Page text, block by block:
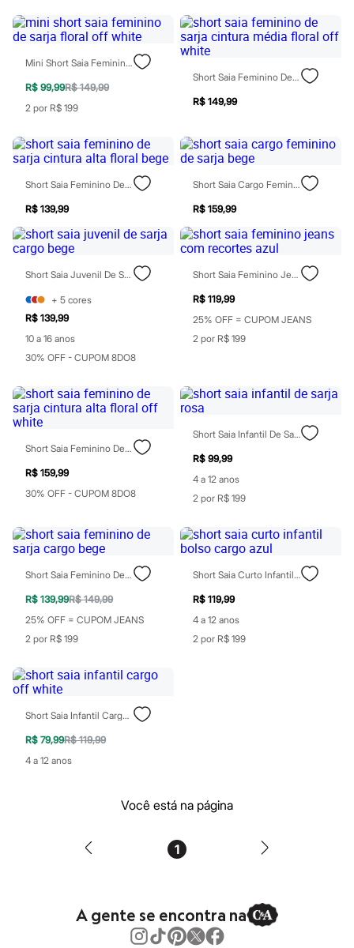
Moda íntima
Calcinhas
Cintas e Modeladores
Meias
Sutiãs e Tops
Moda praia
Biquínis
Maiôs
Saídas de praia
Personagens
Blusas e Camisetas
Calças
Casacos e Jaquetas
Jeans
Moda esportiva
Shorts e Saias
Vestidos
Em alta
Dia dos Pais
Inverno
Novidades
Roupas
Camisas
Calças
Camisetas e Regatas
Casacos e Jaquetas
Jeans
Acessórios
Bolsas e Mochilas
Chapéus e Bonés
Carteiras
Óculos
Relógios
Calçados
Chinelos
Sapatos
Sandálias e Papetes
Tênis
Acessórios
Bermudas
Calças
Regatas
Moda íntima
Blusas e Camisetas
Moda esportiva
Mini Short Saia Feminino De Sarja Floral Off White
R$ 99,99R$ 149,99
2 por R$ 199
Short Saia Feminino De Sarja Cintura Média Floral Off White
R$ 149,99
Short Saia Feminino De Sarja Cintura Alta Floral Bege
R$ 139,99
Short Saia Cargo Feminino De Sarja Bege
R$ 159,99
Short Saia Juvenil De Sarja Cargo Bege
+ 5 cores
R$ 139,99
10 a 16 anos
30% OFF - CUPOM 8DO8
Short Saia Feminino Jeans Com Recortes Azul
R$ 119,99
25% OFF = CUPOM JEANS
2 por R$ 199
Short Saia Feminino De Sarja Cintura Alta Floral Off White
R$ 159,99
30% OFF - CUPOM 8DO8
Short Saia Infantil De Sarja Rosa
R$ 99,99
4 a 12 anos
2 por R$ 199
Short Saia Feminino De Sarja Cargo Bege
R$ 139,99R$ 149,99
25% OFF = CUPOM JEANS
2 por R$ 199
Short Saia Curto Infantil Bolso Cargo Azul
R$ 119,99
4 a 12 anos
2 por R$ 199
Short Saia Infantil Cargo Off White
R$ 79,99R$ 119,99
4 a 12 anos
Você está na página
1
A gente se encontra na